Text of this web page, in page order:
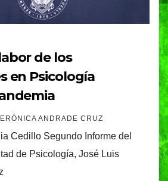
de los
en Psicología
ANDRADE CRUZ
Cedillo Segundo Informe del
de Psicología, José Luis